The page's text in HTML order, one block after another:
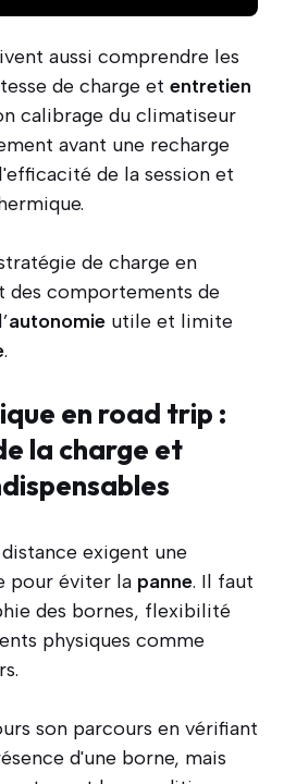
aussi comprendre les
de charge et entretien
calibrage du climatiseur
avant une recharge
de la session et
de charge en
comportements de
autonomie utile et limite
.
en road trip :
la charge et
exigent une
pour éviter la panne. Il faut
des bornes, flexibilité
physiques comme
son parcours en vérifiant
d'une borne, mais